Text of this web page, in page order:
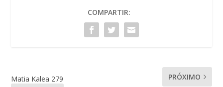
COMPARTIR:
Matia Kalea 279
PRÓXIMO